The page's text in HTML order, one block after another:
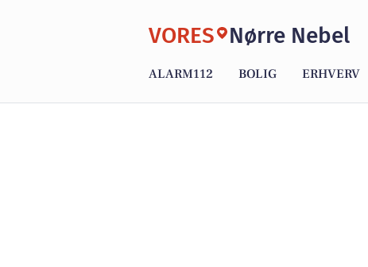
VORES Nørre Nebel
ALARM112 BOLIG ERHVERV